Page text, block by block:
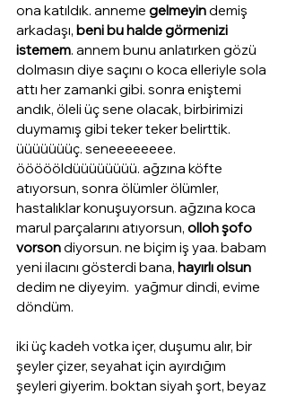
ona katıldık. anneme gelmeyin demiş
arkadaşı, beni bu halde görmenizi
istemem. annem bunu anlatırken gözü
dolmasın diye saçını o koca elleriyle sola
attı her zamanki gibi. sonra eniştemi
andık, öleli üç sene olacak, birbirimizi
duymamış gibi teker teker belirttik.
üüüüüüüç. seneeeeeeee.
öööööldüüüüüüüü. ağzına köfte
atıyorsun, sonra ölümler ölümler,
hastalıklar konuşuyorsun. ağzına koca
marul parçalarını atıyorsun, olloh şofo
vorson diyorsun. ne biçim iş yaa. babam
yeni ilacını gösterdi bana, hayırlı olsun
dedim ne diyeyim.  yağmur dindi, evime
döndüm.
iki üç kadeh votka içer, duşumu alır, bir
şeyler çizer, seyahat için ayırdığım
şeyleri giyerim. boktan siyah şort, beyaz